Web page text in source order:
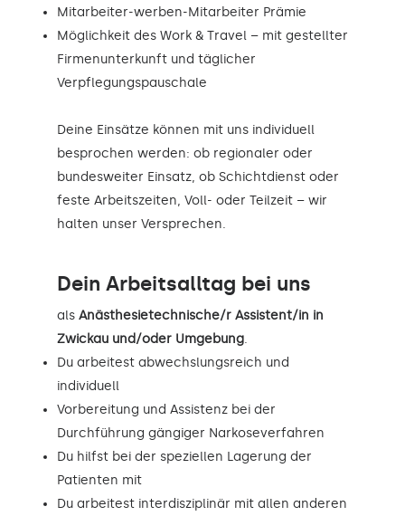
Mitarbeiter-werben-Mitarbeiter Prämie
Möglichkeit des Work & Travel – mit gestellter
Firmenunterkunft und täglicher
Verpflegungspauschale
Deine Einsätze können mit uns individuell
besprochen werden: ob regionaler oder
bundesweiter Einsatz, ob Schichtdienst oder
feste Arbeitszeiten, Voll- oder Teilzeit – wir
halten unser Versprechen.
Dein Arbeitsalltag bei uns
als Anästhesietechnische/r Assistent/in in
Zwickau und/oder Umgebung.
Du arbeitest abwechslungsreich und
individuell
Vorbereitung und Assistenz bei der
Durchführung gängiger Narkoseverfahren
Du hilfst bei der speziellen Lagerung der
Patienten mit
Du arbeitest interdisziplinär mit allen anderen